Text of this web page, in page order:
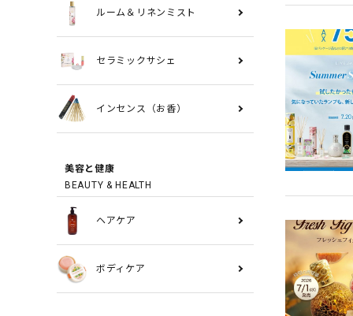
ルーム＆リネンミスト
セラミックサシェ
インセンス（お香）
美容と健康
BEAUTY & HEALTH
ヘアケア
ボディケア